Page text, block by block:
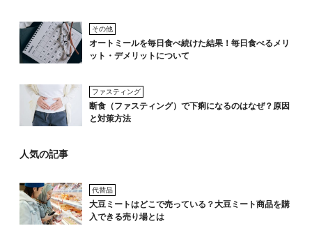
その他
オートミールを毎日食べ続けた結果！毎日食べるメリ
ット・デメリットについて
ファスティング
断食（ファスティング）で下痢になるのはなぜ？原因
と対策方法
人気の記事
代替品
大豆ミートはどこで売っている？大豆ミート商品を購
入できる売り場とは